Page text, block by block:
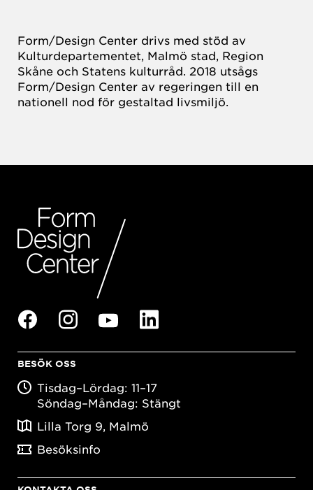
Form/Design Center drivs med stöd av
Kulturdepartementet, Malmö stad, Region
Skåne och Statens kulturråd. 2018 utsågs
Form/Design Center av regeringen till en
nationell nod för gestaltad livsmiljö.
BESÖK OSS
Tisdag–Lördag: 11–17
Söndag–Måndag: Stängt
Lilla Torg 9, Malmö
Besöksinfo